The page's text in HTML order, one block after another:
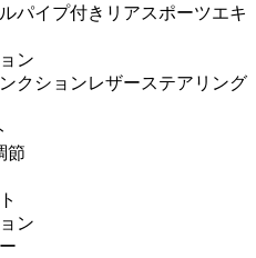
パイプ付きリアスポーツエキ
ン
クションレザーステアリング
節
ン